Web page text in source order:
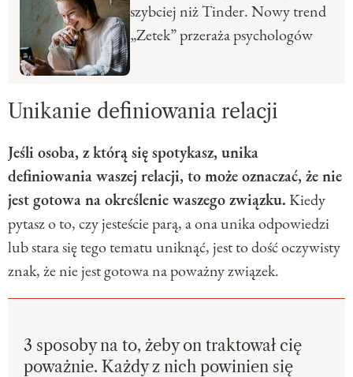
szybciej niż Tinder. Nowy trend
„Zetek” przeraża psychologów
Unikanie definiowania relacji
Jeśli osoba, z którą się spotykasz, unika
definiowania waszej relacji, to może oznaczać, że nie
jest gotowa na określenie waszego związku.Kiedy
pytasz o to, czy jesteście parą, a ona unika odpowiedzi
lub stara się tego tematu uniknąć, jest to dość oczywisty
znak, że nie jest gotowa na poważny związek.
3 sposoby na to, żeby on traktował cię
poważnie. Każdy z nich powinien się